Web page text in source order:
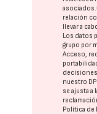
asociados.
relación
llevar a
Los datos
grupo por
Acceso,
nuestro
se ajusta a
Política de